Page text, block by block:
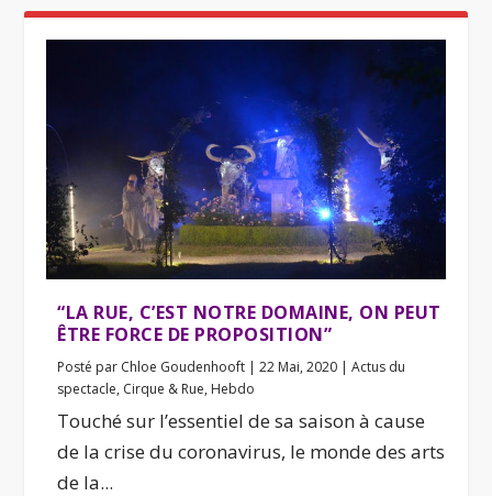
“LA RUE, C’EST NOTRE DOMAINE, ON PEUT
ÊTRE FORCE DE PROPOSITION”
Posté par Chloe Goudenhooft |22 Mai, 2020 |Actus du
spectacle, Cirque & Rue, Hebdo
Touché sur l’essentiel de sa saison à cause
de la crise du coronavirus, le monde des arts
de la...